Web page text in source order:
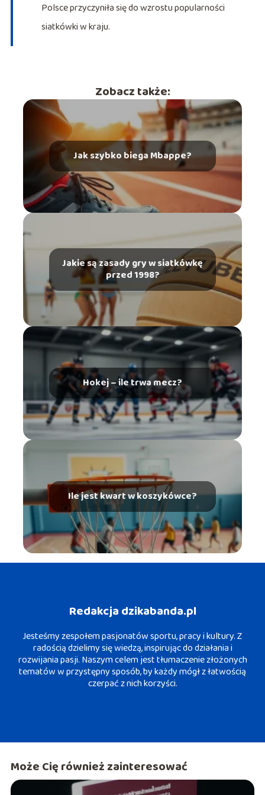
Polsce przyczyniła się do wzrostu popularności
siatkówki w kraju.
Zobacz także:
Jak szybko biega Mbappe?
Jakie są zasady gry w siatkówkę
przed 1998?
Hokej – ile trwa mecz?
Ile jest kwart w koszykówce?
Redakcja dzikabanda.pl
Jesteśmy zespołem pasjonatów sportu, pracy i kultury. Z
radością dzielimy się wiedzą, inspirując do działania i
rozwijania pasji. Naszym celem jest tłumaczenie złożonych
tematów w przystępny sposób, by każdy mógł z łatwością
czerpać z nich korzyści.
Może Cię również zainteresować